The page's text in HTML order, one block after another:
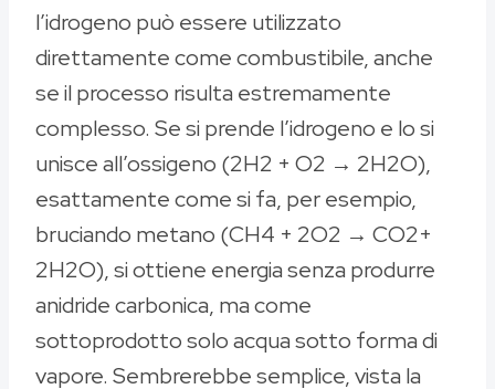
l’idrogeno può essere utilizzato
direttamente come combustibile, anche
se il processo risulta estremamente
complesso. Se si prende l’idrogeno e lo si
unisce all’ossigeno (2H2 + O2 → 2H2O),
esattamente come si fa, per esempio,
bruciando metano (CH4 + 2O2 → CO2+
2H2O), si ottiene energia senza produrre
anidride carbonica, ma come
sottoprodotto solo acqua sotto forma di
vapore. Sembrerebbe semplice, vista la